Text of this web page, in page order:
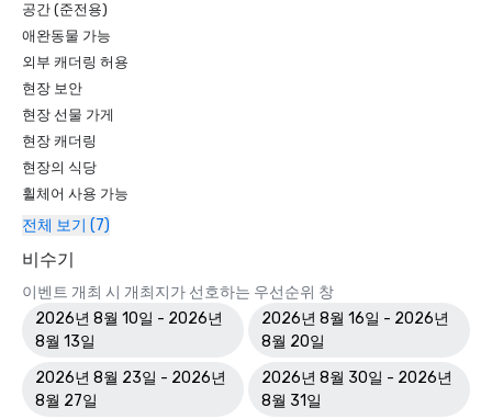
공간 (준전용)
애완동물 가능
외부 캐더링 허용
현장 보안
현장 선물 가게
현장 캐더링
현장의 식당
휠체어 사용 가능
전체 보기 (7)
비수기
이벤트 개최 시 개최지가 선호하는 우선순위 창
2026년 8월 10일 - 2026년
8월 13일
2026년 8월 16일 - 2026년
8월 20일
2026년 8월 23일 - 2026년
8월 27일
2026년 8월 30일 - 2026년
8월 31일